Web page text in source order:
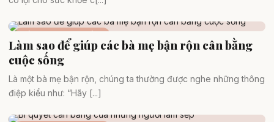
Làm sao để giúp các bà mẹ bận rộn cân bằng
cuộc sống
Là một bà mẹ bận rộn, chúng ta thường được nghe những thông
điệp kiểu như: “Hãy [...]